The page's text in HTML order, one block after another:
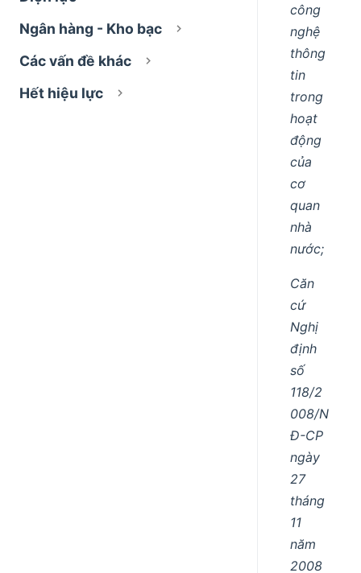
Ngân hàng - Kho bạc
Các vấn đề khác
Hết hiệu lực
công
nghệ
thông
tin
trong
hoạt
động
của
cơ
quan
nhà
nước;
Căn
cứ
Nghị
định
số
118/2
008/N
Đ-CP
ngày
27
tháng
11
năm
2008